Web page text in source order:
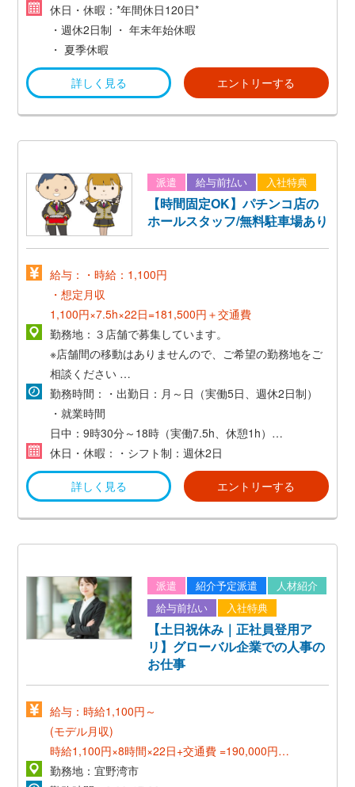
休日・休暇：*年間休日120日*
・週休2日制 ・ 年末年始休暇
・ 夏季休暇
詳しく見る エントリーする
派遣 給与前払い 入社特典
【時間固定OK】パチンコ店の
ホールスタッフ/無料駐車場あり
給与：・時給：1,100円
・想定月収
1,100円×7.5h×22日=181,500円＋交通費
勤務地：３店舗で募集しています。
※店舗間の移動はありませんので、ご希望の勤務地をご
相談ください
・那覇市曙
・那覇市東町
・那覇市旭町
※無料駐車場あり
マイカー、バイク通勤OK
勤務時間：・出勤日：月～日（実働5日、週休2日制）
・就業時間
日中：9時30分～18時（実働7.5h、休憩1h）
夜 ：17時30分～25時（実働6.5h、休憩1h）
※1日5.5h以上の勤務であれば、時間固定の相談可能で
休日・休暇：・シフト制：週休2日
詳しく見る エントリーする
派遣 紹介予定派遣
人材紹介
給与前払い
入社特典
【土日祝休み｜正社員登用ア
リ】グローバル企業での人事の
お仕事
給与：時給1,100円～
(モデル月収)
時給1,100円×8時間×22日+交通費 =190,000円～
勤務地：宜野湾市